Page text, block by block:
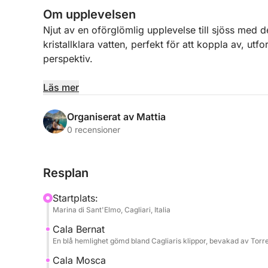
Om upplevelsen
Njut av en oförglömlig upplevelse till sjöss med
kristallklara vatten, perfekt för att koppla av,
perspektiv.
Med avgång från Marina Sant'Elmo seglar du
planerade under dagen, perfekt för simning,
folkmassorna.
snacks.
På begäran kan lunch också ordnas ombord för
kan också beställa cocktails, och om du
cocktail.
Husdjur är välkomna ombord, så att du kan dela
Läs mer
Organiserat av Mattia
0 recensioner
Resplan
Startplats:
Marina di Sant'Elmo, Cagliari, Italia
Cala Bernat
En blå hemlighet gömd bland Cagliaris klippor, bevakad av
Cala Mosca